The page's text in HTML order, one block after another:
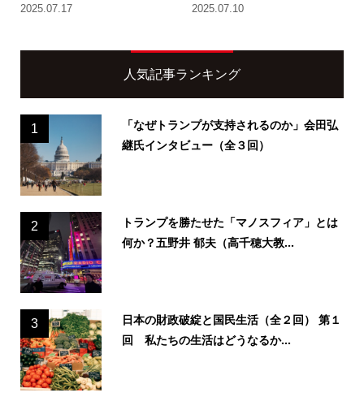
2025.07.17 2025.07.10
人気記事ランキング
1
「なぜトランプが支持されるのか」会田弘
継氏インタビュー（全３回）
2
トランプを勝たせた「マノスフィア」とは
何か？五野井 郁夫（高千穂大教...
3
日本の財政破綻と国民生活（全２回） 第１
回 私たちの生活はどうなるか...